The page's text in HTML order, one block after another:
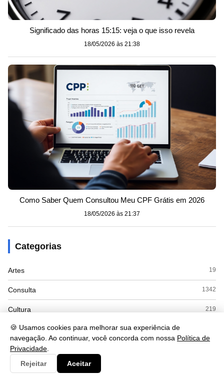
🍪 Usamos cookies para melhorar sua experiência de
navegação. Ao continuar, você concorda com nossa Política de
Privacidade
Rejeitar
Aceitar
Significado das horas 15:15: veja o que isso revela
18/05/2026 às 21:38
Como Saber Quem Consultou Meu CPF Grátis em 2026
18/05/2026 às 21:37
Categorias
Artes 19
Consulta 1342
Cultura 219
Documento
Economia
Educação